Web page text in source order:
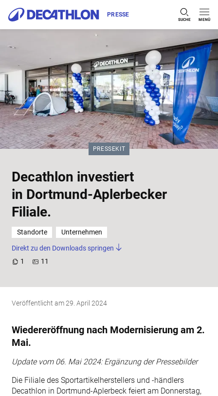
PRESSE
SUCHE MENÜ
Decathlon investiert
in Dortmund-Aplerbecker
Filiale.
KATEGORIE:
PRESSEKIT
Standorte Unternehmen
Direkt zu den Downloads springen
1
11
Veröffentlicht am29. April 2024
Wiedereröffnung nach Modernisierung am 2.
Mai.
Update vom 06. Mai 2024: Ergänzung der Pressebilder
Die Filiale des Sportartikelherstellers und -händlers
Decathlon in Dortmund-Aplerbeck feiert am Donnerstag,